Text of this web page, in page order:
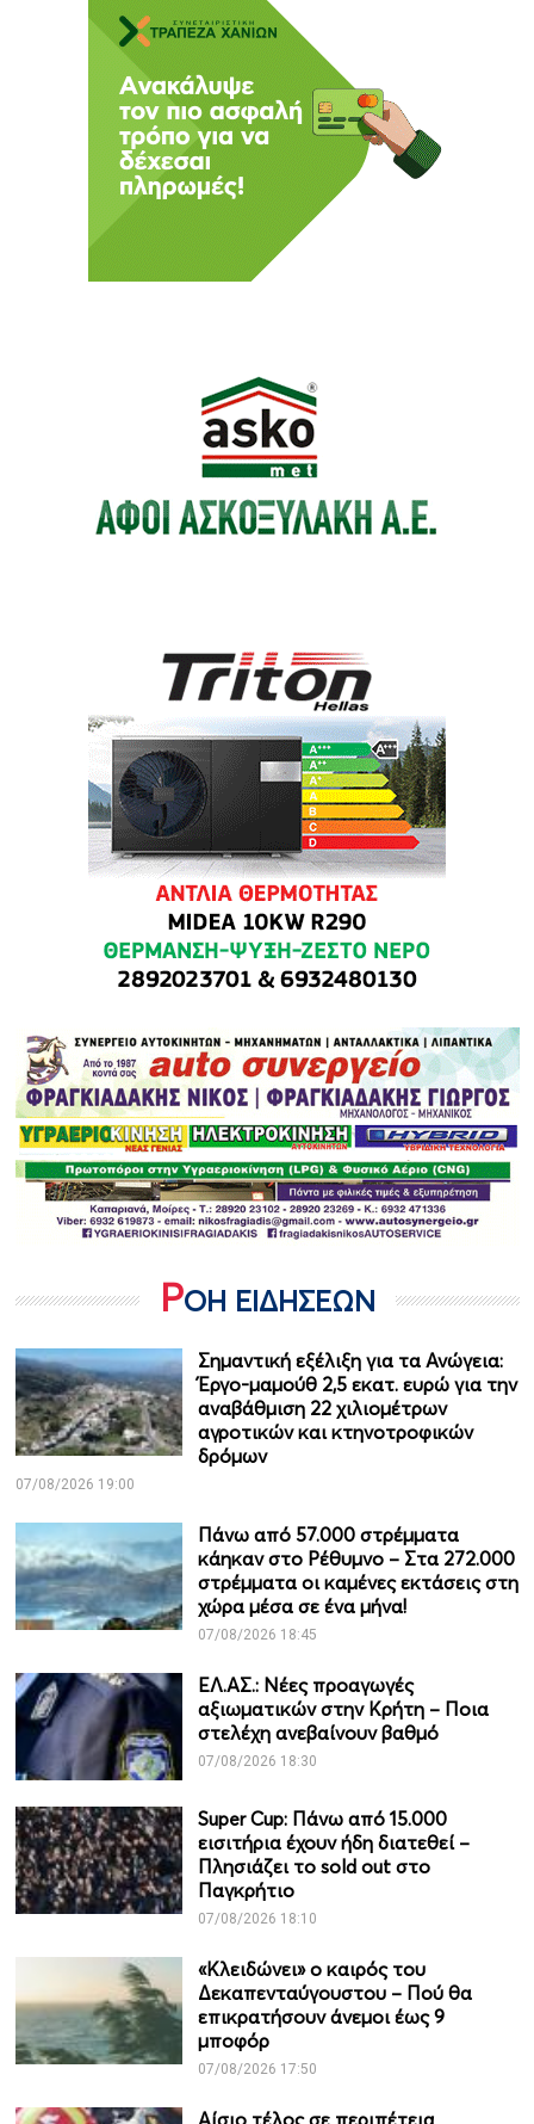
ΡΟΗ ΕΙΔΗΣΕΩΝ
Σημαντική εξέλιξη για τα Ανώγεια:
Έργο-μαμούθ 2,5 εκατ. ευρώ για την
αναβάθμιση 22 χιλιομέτρων
αγροτικών και κτηνοτροφικών
δρόμων
07/08/2026 19:00
Πάνω από 57.000 στρέμματα
κάηκαν στο Ρέθυμνο – Στα 272.000
στρέμματα οι καμένες εκτάσεις στη
χώρα μέσα σε ένα μήνα!
07/08/2026 18:45
ΕΛ.ΑΣ.: Νέες προαγωγές
αξιωματικών στην Κρήτη – Ποια
στελέχη ανεβαίνουν βαθμό
07/08/2026 18:30
Super Cup: Πάνω από 15.000
εισιτήρια έχουν ήδη διατεθεί –
Πλησιάζει το sold out στο
Παγκρήτιο
07/08/2026 18:10
«Κλειδώνει» ο καιρός του
Δεκαπενταύγουστου – Πού θα
επικρατήσουν άνεμοι έως 9
μποφόρ
07/08/2026 17:50